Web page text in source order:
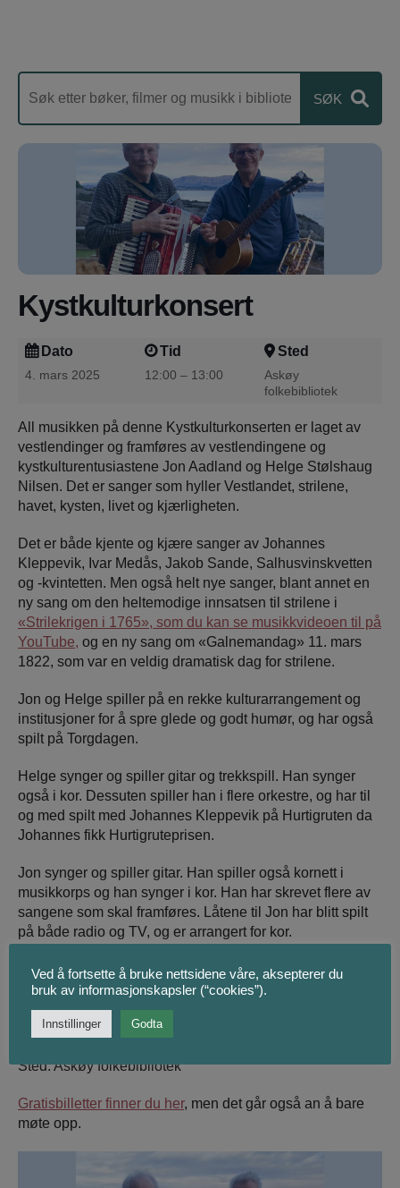
Kystkulturkonsert
Dato
4. mars 2025
Tid
12:00 – 13:00
Sted
Askøy
folkebibliotek
All musikken på denne Kystkulturkonserten er laget av
vestlendinger og framføres av vestlendingene og
kystkulturentusiastene Jon Aadland og Helge Stølshaug
Nilsen. Det er sanger som hyller Vestlandet, strilene,
havet, kysten, livet og kjærligheten.
Det er både kjente og kjære sanger av Johannes
Kleppevik, Ivar Medås, Jakob Sande, Salhusvinskvetten
og -kvintetten. Men også helt nye sanger, blant annet en
ny sang om den heltemodige innsatsen til strilene i
«Strilekrigen i 1765», som du kan se musikkvideoen til på
YouTube, og en ny sang om «Galnemandag» 11. mars
1822, som var en veldig dramatisk dag for strilene.
Jon og Helge spiller på en rekke kulturarrangement og
institusjoner for å spre glede og godt humør, og har også
spilt på Torgdagen.
Helge synger og spiller gitar og trekkspill. Han synger
også i kor. Dessuten spiller han i flere orkestre, og har til
og med spilt med Johannes Kleppevik på Hurtigruten da
Johannes fikk Hurtigruteprisen.
Jon synger og spiller gitar. Han spiller også kornett i
musikkorps og han synger i kor. Han har skrevet flere av
sangene som skal framføres. Låtene til Jon har blitt spilt
på både radio og TV, og er arrangert for kor.
Konserten er gratis og varer i en liten time. Det legges
opp til en hyggelig stund, gjerne med dialog – og allsang
på refrengene.
Sted: Askøy folkebibliotek
Gratisbilletter finner du her, men det går også an å bare
møte opp.
Ved å fortsette å bruke nettsidene våre, aksepterer du
bruk av informasjonskapsler (“cookies”).
Innstillinger Godta